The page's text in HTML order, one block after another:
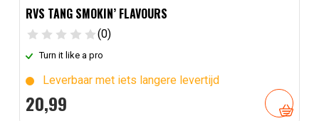
RVS TANG SMOKIN’ FLAVOURS
(0)
Turn it like a pro
Leverbaar met iets langere levertijd
20,99